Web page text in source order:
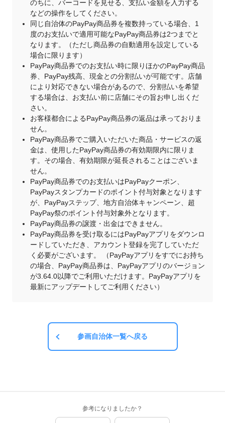
のちに、バーコードを見せる、支払い金額を入力する
などの操作をしてください。
同じ自治体のPayPay商品券を複数持っている場合、1
度のお支払いで適用可能なPayPay商品券は2つまでと
なります。（ただし商品券の自動適用を設定している
場合に限ります）
PayPay商品券でのお支払い時に限りほかのPayPay商品
券、PayPay残高、現金との分割払いが可能です。店舗
により対応できない場合があるので、分割払いを希望
する場合は、お支払い前に店舗にその旨お申し出くだ
さい。
お客様都合によるPayPay商品券の返品は承っておりま
せん。
PayPay商品券でご購入いただいた商品・サービスの返
金は、使用したPayPay商品券の有効期限内に限りま
す。その場合、有効期限が延長されることはございま
せん。
PayPay商品券でのお支払いはPayPayクーポン、
PayPayスタンプカードのポイント付与対象となります
が、PayPayステップ、地方自治体キャンペーン、超
PayPay祭のポイント付与対象外となります。
PayPay商品券の譲渡・出金はできません。
PayPay商品券を受け取るにはPayPayアプリをダウンロ
ードしていただき、アカウント登録を完了していただ
く必要がございます。 （PayPayアプリをすでにお持ち
の場合、PayPay商品券は、PayPayアプリのバージョン
が3.64.0以降でご利用いただけます。PayPayアプリを
最新にアップデートしてご利用ください）
参画自治体一覧へ戻る
参考になりましたか？